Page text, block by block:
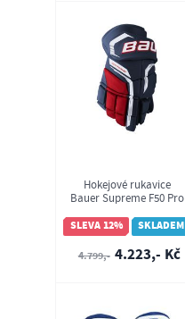
Hokejové rukavice
Bauer Supreme F50 Pro
SLEVA 12%
SKLADEM
4.799,- 4.223,- Kč